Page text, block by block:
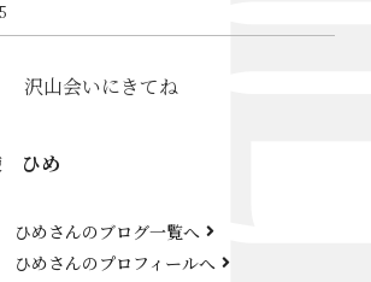
沢山会いにきてね
ひめ
めさんのブログ一覧へ
めさんのプロフィールへ